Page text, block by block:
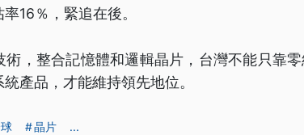
16％，緊追在後。
術，整合記憶體和邏輯晶片，台灣不能只靠
產品，才能維持領先地位。
晶片 ...